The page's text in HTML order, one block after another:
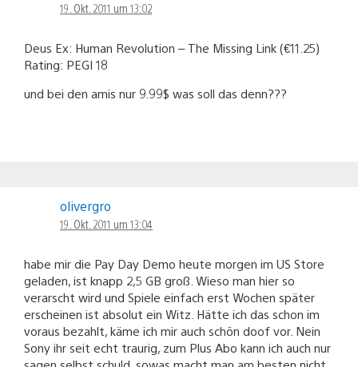
19. Okt. 2011 um 13:02
Deus Ex: Human Revolution – The Missing Link (€11.25)
Rating: PEGI 18
und bei den amis nur 9.99$ was soll das denn???
olivergro
19. Okt. 2011 um 13:04
habe mir die Pay Day Demo heute morgen im US Store
geladen, ist knapp 2,5 GB groß. Wieso man hier so
verarscht wird und Spiele einfach erst Wochen später
erscheinen ist absolut ein Witz. Hätte ich das schon im
voraus bezahlt, käme ich mir auch schön doof vor. Nein
Sony ihr seit echt traurig, zum Plus Abo kann ich auch nur